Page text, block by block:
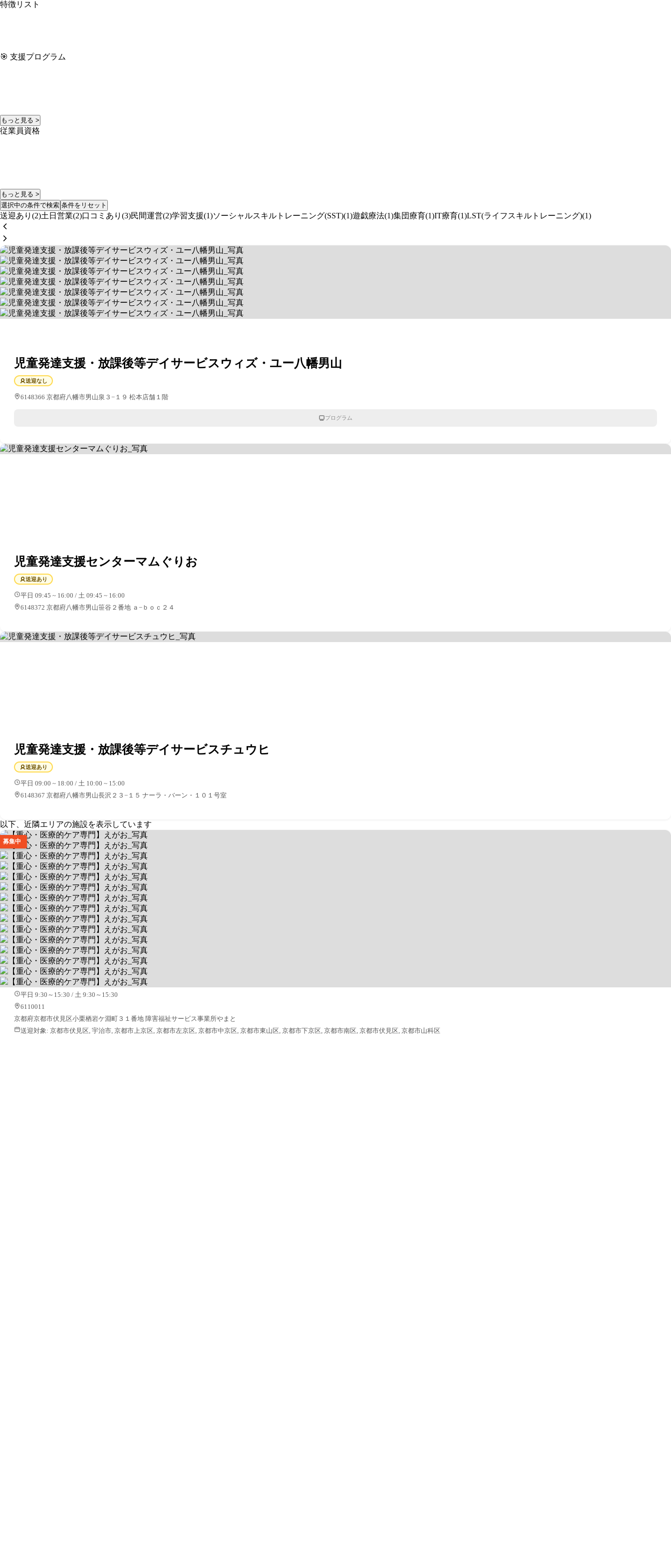
特徴リスト
🎯 支援プログラム
もっと見る >
従業員資格
もっと見る >
選択中の条件で検索 条件をリセット
送迎あり(2)土日営業(2)口コミあり(3)民間運営(2)学習支援(1)ソーシャルスキルトレーニング(SST)(1)遊戯療法(1)集団療育(1)IT療育(1)LST(ライフスキルトレーニング)(1)
児童発達支援・放課後等デイサービスウィズ・ユー八幡男山
送迎なし
6148366 京都府八幡市男山泉３−１９ 松本店舗１階
プログラム
児童発達支援センターマムぐりお
送迎あり
平日 09:45 ~ 16:00 / 土 09:45 ~ 16:00
6148372 京都府八幡市男山笹谷２番地 ａ−ｂｏｃ２４
児童発達支援・放課後等デイサービスチュウヒ
送迎あり
平日 09:00 ~ 18:00 / 土 10:00 ~ 15:00
6148367 京都府八幡市男山長沢２３−１５ ナーラ・バーン・１０１号室
以下、近隣エリアの施設を表示しています
募集中
【重心・医療的ケア専門】えがお
0歳から64歳まで、一つの施設で継続サポート
送迎あり 空きあり
平日 9:30～15:30 / 土 9:30～15:30
6110011
京都府京都市伏見区小栗栖岩ケ淵町３１番地 障害福祉サービス事業所やまと
送迎対象: 京都市伏見区, 宇治市, 京都市上京区, 京都市左京区, 京都市中京区, 京都市東山区, 京都市下京区, 京都市南区, 京都市伏見区, 京都市山科区